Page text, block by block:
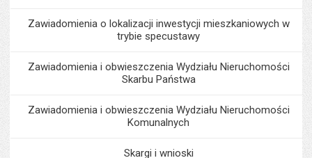
Zawiadomienia o lokalizacji inwestycji mieszkaniowych w
trybie specustawy
Zawiadomienia i obwieszczenia Wydziału Nieruchomości
Skarbu Państwa
Zawiadomienia i obwieszczenia Wydziału Nieruchomości
Komunalnych
Skargi i wnioski